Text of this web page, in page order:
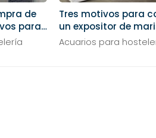
de
para
Tres motivos para
un expositor de
tu negocio
Acuarios para